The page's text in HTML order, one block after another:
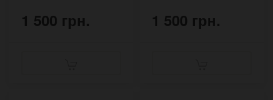
1 500 грн. 1 500 грн.